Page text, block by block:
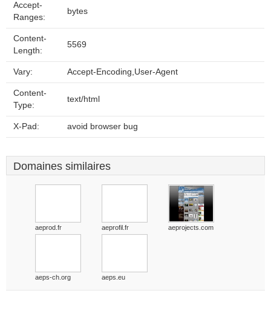
Accept-
Ranges:
bytes
Content-
Length:
5569
Vary: Accept-Encoding,User-Agent
Content-
Type:
text/html
X-Pad: avoid browser bug
Domaines similaires
aeprod.fr aeprofil.fr aeprojects.com
aeps-ch.org aeps.eu